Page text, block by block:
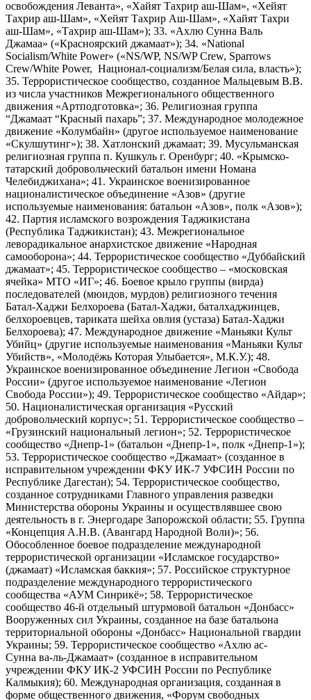
освобождения Леванта», «Хайят Тахрир аш-Шам», «Хейят
Тахрир аш-Шам», «Хейят Тахрир Аш-Шам», «Хайят Тахри
аш-Шам», «Тахрир аш-Шам»); 33. «Ахлю Сунна Валь
Джамаа» («Красноярский джамаат»); 34. «National
Socialism/White Power» («NS/WP, NS/WP Crew, Sparrows
Crew/White Power, Национал-социализм/Белая сила, власть»);
35. Террористическое сообщество, созданное Мальцевым В.В.
из числа участников Межрегионального общественного
движения «Артподготовка»; 36. Религиозная группа
“Джамаат “Красный пахарь”; 37. Международное молодежное
движение «Колумбайн» (другое используемое наименование
«Скулшутинг»); 38. Хатлонский джамаат; 39. Мусульманская
религиозная группа п. Кушкуль г. Оренбург; 40. «Крымско-
татарский добровольческий батальон имени Номана
Челебиджихана»; 41. Украинское военизированное
националистическое объединение «Азов» (другие
используемые наименования: батальон «Азов», полк «Азов»);
42. Партия исламского возрождения Таджикистана
(Республика Таджикистан); 43. Межрегиональное
леворадикальное анархистское движение «Народная
самооборона»; 44. Террористическое сообщество «Дуббайский
джамаат»; 45. Террористическое сообщество – «московская
ячейка» МТО «ИГ»; 46. Боевое крыло группы (вирда)
последователей (мюидов, мурдов) религиозного течения
Батал-Хаджи Белхороева (Батал-Хаджи, баталхаджинцев,
белхороевцев, тариката шейха овлия (устаза) Батал-Хаджи
Белхороева); 47. Международное движение «Маньяки Культ
Убийц» (другие используемые наименования «Маньяки Культ
Убийств», «Молодёжь Которая Улыбается», М.К.У.); 48.
Украинское военизированное объединение Легион «Свобода
России» (другое используемое наименование «Легион
Свобода России»); 49. Террористическое сообщество «Айдар»;
50. Националистическая организация «Русский
добровольческий корпус»; 51. Террористическое сообщество –
«Грузинский национальный легион»; 52. Террористическое
сообщество «Днепр-1» (батальон «Днепр-1», полк «Днепр-1»);
53. Террористическое сообщество «Джамаат» (созданное в
исправительном учреждении ФКУ ИК-7 УФСИН России по
Республике Дагестан); 54. Террористическое сообщество,
созданное сотрудниками Главного управления разведки
Министерства обороны Украины и осуществлявшее свою
деятельность в г. Энергодаре Запорожской области; 55. Группа
«Концепция А.Н.В. (Авангард Народной Воли)»; 56.
Обособленное боевое подразделение международной
террористической организации «Исламское государство»
(джамаат) «Исламская баккия»; 57. Российское структурное
подразделение международного террористического
сообщества «АУМ Синрикё»; 58. Террористическое
сообщество 46-й отдельный штурмовой батальон «Донбасс»
Вооруженных сил Украины, созданное на базе батальона
территориальной обороны «Донбасс» Национальной гвардии
Украины; 59. Террористическое сообщество «Ахлю ас-
Сунна ва-ль-Джамаат» (созданное в исправительном
учреждении ФКУ ИК-2 УФСИН России по Республике
Калмыкия); 60. Международная организация, созданная в
форме общественного движения, «Форум свободных